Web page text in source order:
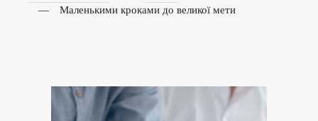
Маленькими кроками до великої мети